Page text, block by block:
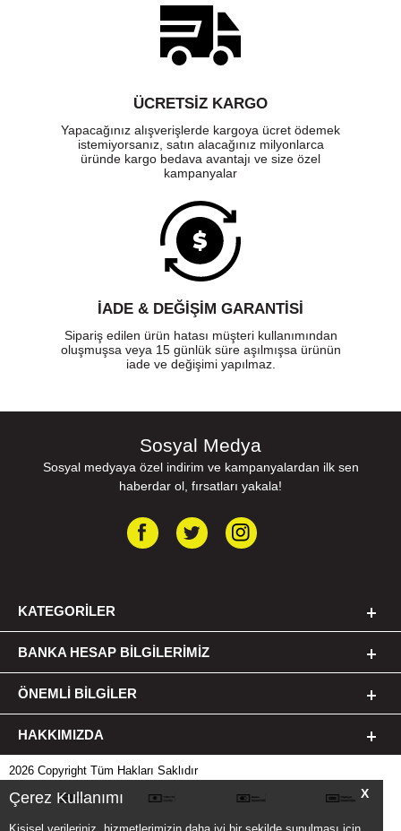
X
Çerez Kullanımı
ÜCRETSIZ KARGO
Yapacağınız alışverişlerde kargoya ücret ödemek
istemiyorsanız, satın alacağınız milyonlarca
üründe kargo bedava avantajı ve size özel
kampanyalar
İADE & DEĞİŞİM GARANTİSİ
Sipariş edilen ürün hatası müşteri kullanımından
oluşmuşsa veya 15 günlük süre aşılmışsa ürünün
iade ve değişimi yapılmaz.
Sosyal Medya
Sosyal medyaya özel indirim ve kampanyalardan ilk sen
haberdar ol, fırsatları yakala!
KATEGORILER
BANKA HESAP BILGILERIMIZ
ÖNEMLI BILGILER
HAKKIMIZDA
2026 Copyright Tüm Hakları Saklıdır